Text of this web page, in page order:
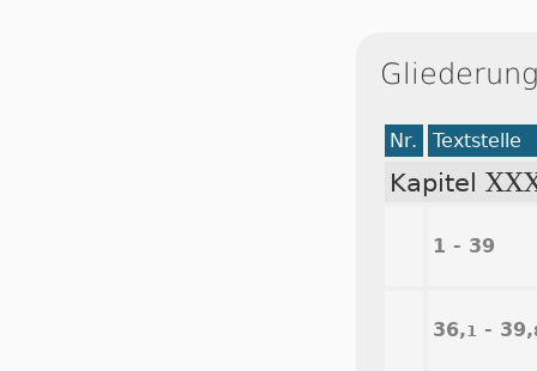
Nr. Textstelle
Kapitel
1 - 39
36,1 - 39,